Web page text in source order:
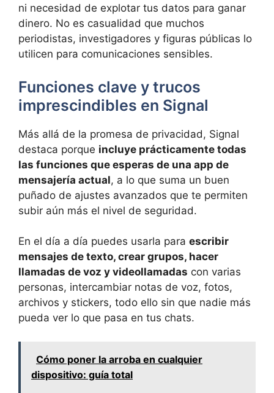
ni necesidad de explotar tus datos para ganar
dinero. No es casualidad que muchos
periodistas, investigadores y figuras públicas lo
utilicen para comunicaciones sensibles.
Funciones clave y trucos
imprescindibles en Signal
Más allá de la promesa de privacidad, Signal
destaca porque incluye prácticamente todas
las funciones que esperas de una app de
mensajería actual, a lo que suma un buen
puñado de ajustes avanzados que te permiten
subir aún más el nivel de seguridad.
En el día a día puedes usarla para escribir
mensajes de texto, crear grupos, hacer
llamadas de voz y videollamadas con varias
personas, intercambiar notas de voz, fotos,
archivos y stickers, todo ello sin que nadie más
pueda ver lo que pasa en tus chats.
Cómo poner la arroba en cualquier
dispositivo: guía total